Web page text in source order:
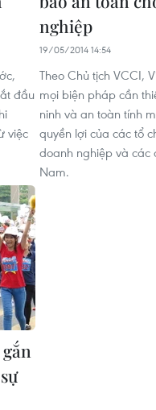
đầu
việc
nghiệp
19/05/2014 14:54
Theo Chủ tịch VCCI,
mọi biện pháp cần
ninh và an toàn tính
quyền lợi của các tổ
doanh nghiệp và các
Nam.